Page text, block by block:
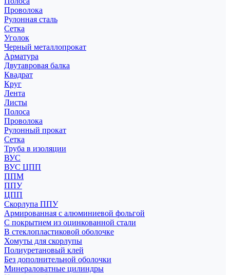
Проволока
Рулонная сталь
Сетка
Уголок
Черный металлопрокат
Арматура
Двутавровая балка
Квадрат
Круг
Лента
Листы
Полоса
Проволока
Рулонный прокат
Сетка
Труба в изоляции
ВУС
ВУС ЦПП
ППМ
ППУ
ЦПП
Скорлупа ППУ
Армированная с алюминиевой фольгой
С покрытием из оцинкованной стали
В стеклопластиковой оболочке
Хомуты для скорлупы
Полиуретановый клей
Без дополнительной оболочки
Минераловатные цилиндры